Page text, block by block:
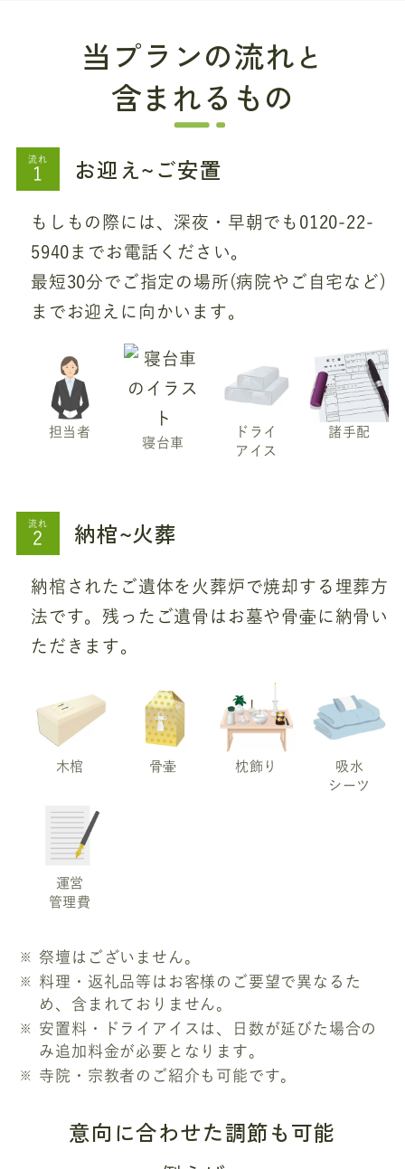
当プランの流れと
含まれるもの
流れ お迎え~ご安置
もしもの際には、深夜・早朝でも0120-22-
5940までお電話ください。
最短30分でご指定の場所(病院やご自宅など)
までお迎えに向かいます。
担当者
寝台車
ドライ
アイス
諸手配
流れ 納棺~火葬
納棺されたご遺体を火葬炉で焼却する埋葬方
法です。残ったご遺骨はお墓や骨壷に納骨い
ただきます。
木棺 骨壷 枕飾り
吸水
シーツ
運営
管理費
祭壇はございません。
料理・返礼品等はお客様のご要望で異なるた
め、含まれておりません。
安置料・ドライアイスは、日数が延びた場合の
み追加料金が必要となります。
寺院・宗教者のご紹介も可能です。
意向に合わせた調節も可能